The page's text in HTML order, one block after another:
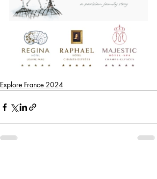
Explore France 2024